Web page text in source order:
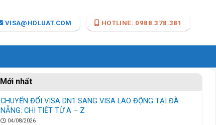
VISA@HDLUAT.COM HOTLINE: 0988.378.381
Mới nhất
CHUYỂN ĐỔI VISA DN1 SANG VISA LAO ĐỘNG TẠI ĐÀ
NẴNG: CHI TIẾT TỪ A – Z
04/08/2026